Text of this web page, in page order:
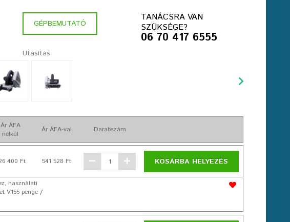
GÉPBEMUTATÓ
TANÁCSRA VAN
SZÜKSÉGE?
06 70 417 6555
Utasítás
Ár ÁFA
nélkül
Ár ÁFA-val Darabszám
400 Ft 541 528 Ft KOSÁRBA HELYEZÉS
használati
V155 penge /